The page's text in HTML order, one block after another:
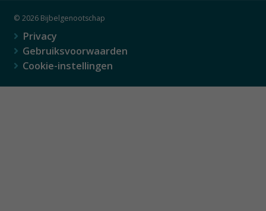
© 2026 Bijbelgenootschap
Privacy
Gebruiksvoorwaarden
Cookie-instellingen